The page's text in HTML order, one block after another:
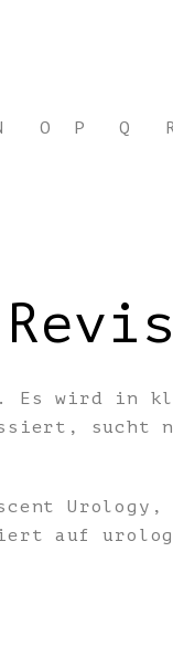
O P Q
Es wird in
sucht
auf